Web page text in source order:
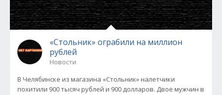
«Стольник» ограбили на миллион
рублей
Новости
В Челябинске из магазина «Стольник» налетчики
похитили 900 тысяч рублей и 900 долларов. Двое мужчин в